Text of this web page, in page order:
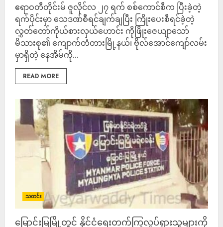
ဧရာဝတီတိုင်းမ် ဇူလိုင်လ ၂၇ ရက် စစ်ကောင်စီက ပြီးခဲ့တဲ့
ရက်ပိုင်းမှာ သေဒဏ်စီရင်ချက်ချပြီး ကြိုးပေးစီရင်ခဲ့တဲ့
လွှတ်တော်ကိုယ်စားလှယ်ဟောင်း ကိုဖြိုးဇေယျာသော်
မိသားစု၏ ကျောက်တံတားမြို့နယ်၊ ဗိုလ်အောင်ကျော်လမ်း
မှာရှိတဲ့ နေအိမ်ကို...
READ MORE
သတင်း
မြောင်းမြမြို့တွင် နိုင်ငံရေးတက်ကြွလှုပ်ရှားသူများကို